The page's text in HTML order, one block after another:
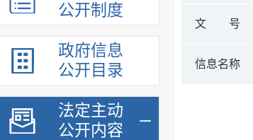
公开制度
政府信息
公开目录
法定主动
公开内容
文 号
信息名称